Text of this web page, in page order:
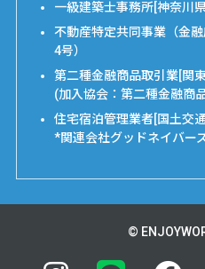
一級建築士事務所[神奈川
不動産特定共同事業（金
4号）
第二種金融商品取引業[関
(加入協会：第二種金融商
住宅宿泊管理業者[国土交
*関連会社グッドネイバー
©